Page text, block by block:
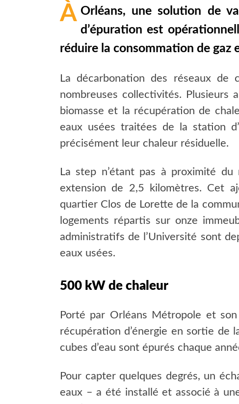
À Orléans, une solution de
d’épuration est
réduire la consommation de gaz
La décarbonation des réseaux
nombreuses collectivités. Plusieurs
biomasse et la récupération de
eaux usées traitées de la station
précisément leur chaleur résiduelle.
La step n’étant pas à proximité
extension de 2,5 kilomètres. Cet
quartier Clos de Lorette de la
logements répartis sur onze
administratifs de l’Université sont
eaux usées.
500 kW de chaleur
Porté par Orléans Métropole et
récupération d’énergie en sortie de
cubes d’eau sont épurés chaque
Pour capter quelques degrés, un
eaux – a été installé et associé à